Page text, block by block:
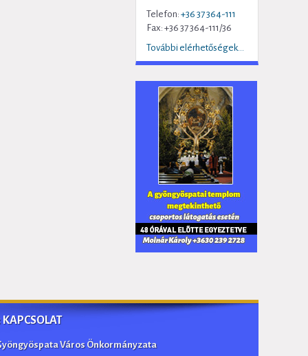
Telefon:+36 37 364-111
Fax: +36 37 364-111/36
További elérhetőségek...
KAPCSOLAT
Város Önkormányzata